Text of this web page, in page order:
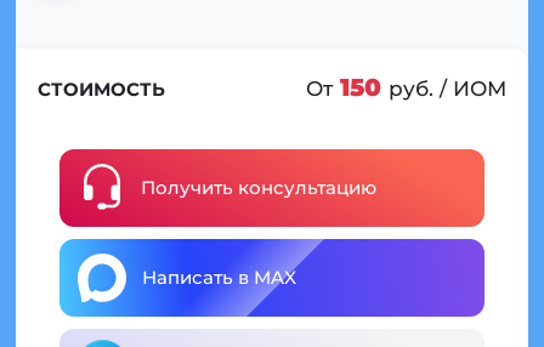
СТОИМОСТЬ От 150 руб. / ИОМ
Получить консультацию
Написать в MAX